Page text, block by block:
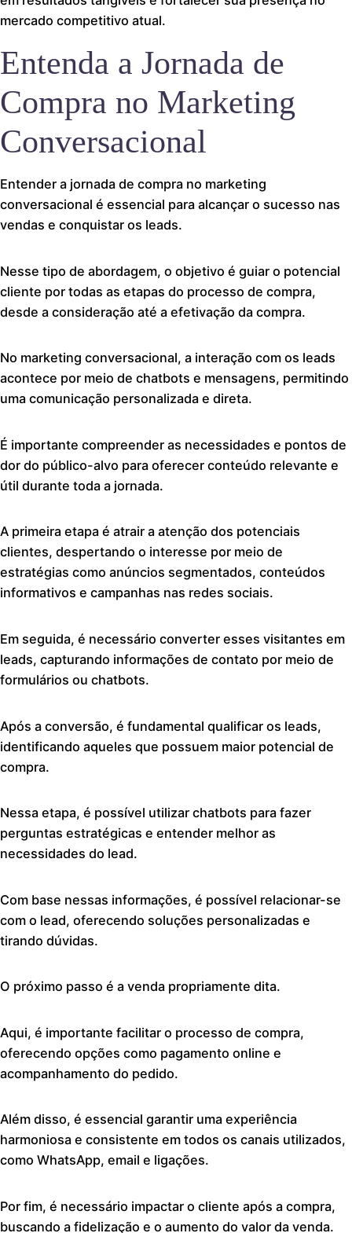
mercado competitivo atual.
Entenda a Jornada de
Compra no Marketing
Conversacional
Entender a jornada de compra no marketing
conversacional é essencial para alcançar o sucesso nas
vendas e conquistar os leads.
Nesse tipo de abordagem, o objetivo é guiar o potencial
cliente por todas as etapas do processo de compra,
desde a consideração até a efetivação da compra.
No marketing conversacional, a interação com os leads
acontece por meio de chatbots e mensagens, permitindo
uma comunicação personalizada e direta.
É importante compreender as necessidades e pontos de
dor do público-alvo para oferecer conteúdo relevante e
útil durante toda a jornada.
A primeira etapa é atrair a atenção dos potenciais
clientes, despertando o interesse por meio de
estratégias como anúncios segmentados, conteúdos
informativos e campanhas nas redes sociais.
Em seguida, é necessário converter esses visitantes em
leads, capturando informações de contato por meio de
formulários ou chatbots.
Após a conversão, é fundamental qualificar os leads,
identificando aqueles que possuem maior potencial de
compra.
Nessa etapa, é possível utilizar chatbots para fazer
perguntas estratégicas e entender melhor as
necessidades do lead.
Com base nessas informações, é possível relacionar-se
com o lead, oferecendo soluções personalizadas e
tirando dúvidas.
O próximo passo é a venda propriamente dita.
Aqui, é importante facilitar o processo de compra,
oferecendo opções como pagamento online e
acompanhamento do pedido.
Além disso, é essencial garantir uma experiência
harmoniosa e consistente em todos os canais utilizados,
como WhatsApp, email e ligações.
Por fim, é necessário impactar o cliente após a compra,
buscando a fidelização e o aumento do valor da venda.